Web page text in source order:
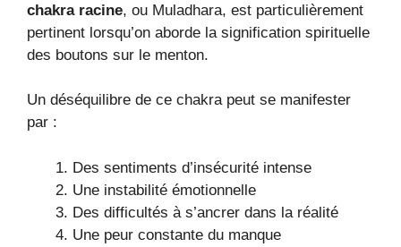
chakra racine, ou Muladhara, est particulièrement
pertinent lorsqu’on aborde la signification spirituelle
des boutons sur le menton.
Un déséquilibre de ce chakra peut se manifester
par :
Des sentiments d’insécurité intense
Une instabilité émotionnelle
Des difficultés à s’ancrer dans la réalité
Une peur constante du manque